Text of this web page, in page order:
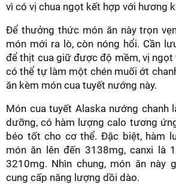
vì có vị chua ngọt kết hợp với hương
Để thưởng thức món ăn này trọn
món mới ra lò, còn nóng hổi. Cần
để thịt cua giữ được độ mềm, vị ngọt
có thể tự làm một chén muối ớt
ăn kèm món cua tuyết nướng này.
Món cua tuyết Alaska nướng chanh
dưỡng, có hàm lượng calo tương
béo tốt cho cơ thể. Đặc biệt, hàm
món ăn lên đến 3138mg, canxi là
3210mg. Nhìn chung, món ăn này
cung cấp năng lượng dồi dào.